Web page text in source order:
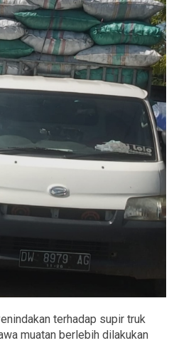
terhadap supir truk
muatan berlebih dilakukan